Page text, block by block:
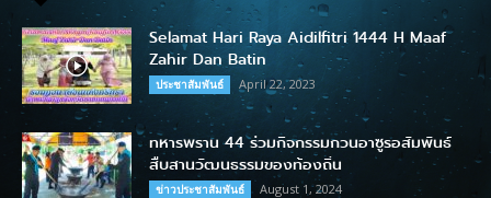
Selamat Hari Raya Aidilfitri 1444 H Maaf
Zahir Dan Batin
ประชาสัมพันธ์ April 22, 2023
ทหารพราน 44 ร่วมกิจกรรมกวนอาซูรอสัมพันธ์
สืบสานวัฒนธรรมของท้องถิ่น
ข่าวประชาสัมพันธ์ August 1, 2024